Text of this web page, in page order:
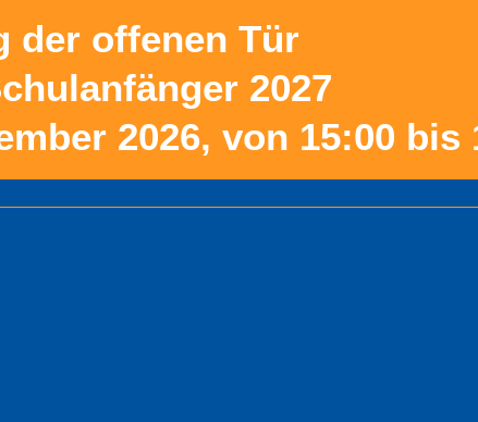
der offenen Tür
2027
2026, von 15:00 bis